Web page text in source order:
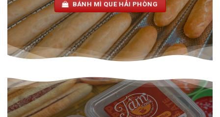
BÁNH MÌ QUE HẢI PHÒNG